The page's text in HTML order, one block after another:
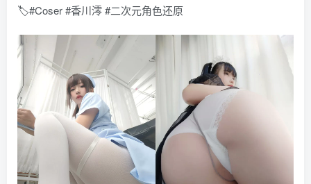
🏷️#Coser #香川澪 #二次元角色还原